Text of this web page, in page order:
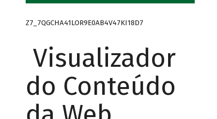
Z7_7QGCHA41LOR9E0AB4V47KI18D7
Visualizador
do Conteúdo